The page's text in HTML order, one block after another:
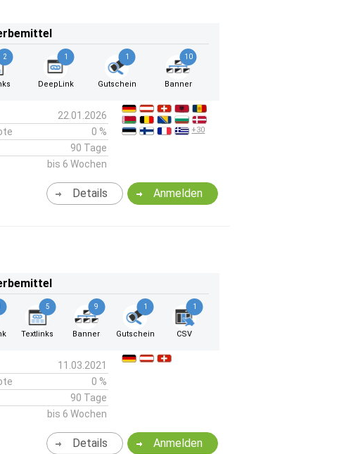
2 1
DeepLink
1
Gutschein
10
Banner
22.01.2026
0 %
90 Tage
bis 6 Wochen
+30
Anmelden
Details
5
Textlinks
9
Banner
1
Gutschein
1
CSV
11.03.2021
0 %
90 Tage
bis 6 Wochen
Anmelden
Details